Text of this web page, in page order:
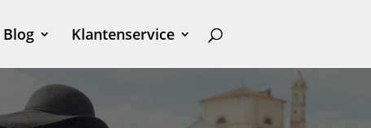
Blog Klantenservice